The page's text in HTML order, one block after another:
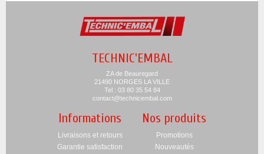
TECHNIC'EMBAL
ZA de Beauregard
21490 NORGES LA VILLE
Tel : 03 80 35 54 84
contact@technicembal.com
Informations
Livraisons et retours
Garantie satisfaction
Nos produits
Promotions
Nouveautés